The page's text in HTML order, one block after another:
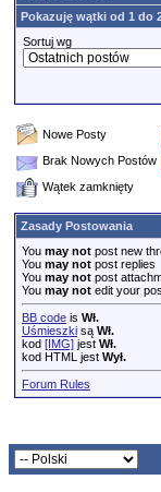
Pokazuję wątki od 1 do
Sortuj wg
Nowe Posty
Brak Nowych Postów
Wątek zamknięty
Zasady Postowania
You may not post new
You may not post replies
You may not post
You may not edit your
BB code is Wł.
Uśmieszki są Wł.
kod [IMG] jest Wł.
kod HTML jest Wył.
Forum Rules